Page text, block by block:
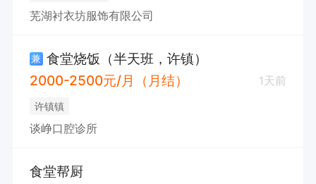
芜湖衬衣坊服饰有限公司
兼 食堂烧饭（半天班，许镇）
2000-2500元/月（月结）
1天前
许镇镇
谈峥口腔诊所
食堂帮厨